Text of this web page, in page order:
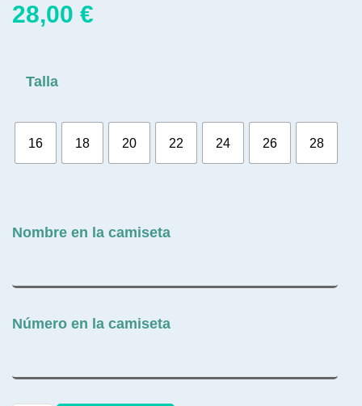
28,00 €
Talla
16 18 20 22 24 26 28
Nombre en la camiseta
Número en la camiseta